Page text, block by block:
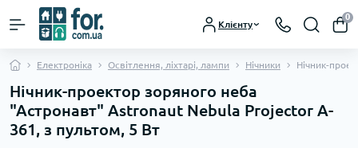
Клієнту
0
Електроніка Освітлення, ліхтарі, лампи Нічники Нічник-
Нічник-проектор зоряного неба
"Астронавт" Astronaut Nebula Projector A-
361, з пультом, 5 Вт